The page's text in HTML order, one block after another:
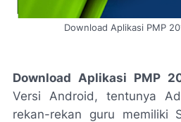
Download Aplikasi PMP
Download Aplikasi PMP
Versi Android, tentunya
rekan-rekan guru memiliki